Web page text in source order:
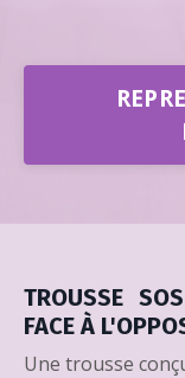
TROUSSE
FACE À
Une trousse